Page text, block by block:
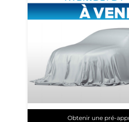
Obtenir une pré-